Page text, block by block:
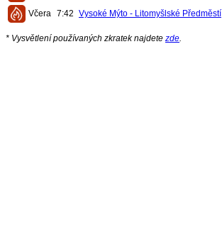
Včera 7:42 Vysoké Mýto - Litomyšlské Předměstí
* Vysvětlení používaných zkratek najdete zde.